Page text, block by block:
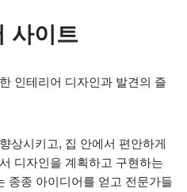
사이트
인테리어 디자인과 발견의 즐
상시키고, 집 안에서 편안하게
디자인을 계획하고 구현하는
종종 아이디어를 얻고 전문가들